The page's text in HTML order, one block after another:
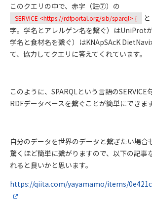
このクエリの中で、赤字（註⑦）の
SERVICE <https://rdfportal.org/sib/sparql> { と
字。学名とアレルゲン名を繋ぐ）はUniProt
学名と食材名を繋ぐ）はKNApSAcK DietNavi
て、協力してクエリに答えてくれています。
このように、SPARQLという言語のSERVICE
RDFデータベースを繋ぐことが簡単にできます
自分のデータを世界のデータと繋ぎたい場合
驚くほど簡単に繋がりますので、以下の記事
れると良いかと思います。
https://qiita.com/yayamamo/items/